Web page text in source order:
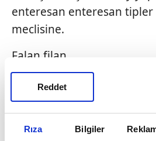
Rıza Bilgiler
Reddet
enteresan enteresan
meclisine.
Falan filan...
Tuzak sonrası kaybeden
ama kazanan da katiyen
Peki kim kazandı? Ya da